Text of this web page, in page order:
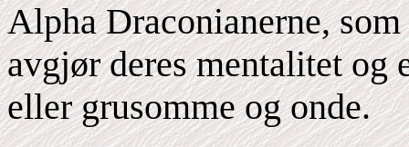
Alpha Draconianerne,
avgjør deres mentalitet
eller grusomme og onde.